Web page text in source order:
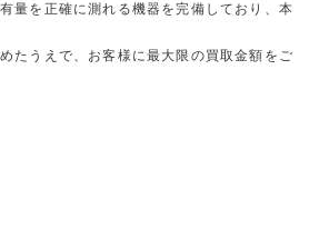
量を正確に測れる機器を完備しており、本
たうえで、お客様に最大限の買取金額をご